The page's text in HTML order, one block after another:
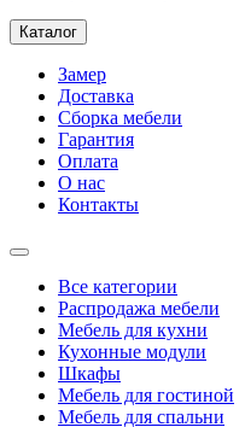
Каталог
Замер
Доставка
Сборка мебели
Гарантия
Оплата
О нас
Контакты
Все категории
Распродажа мебели
Мебель для кухни
Кухонные модули
Шкафы
Мебель для гостиной
Мебель для спальни